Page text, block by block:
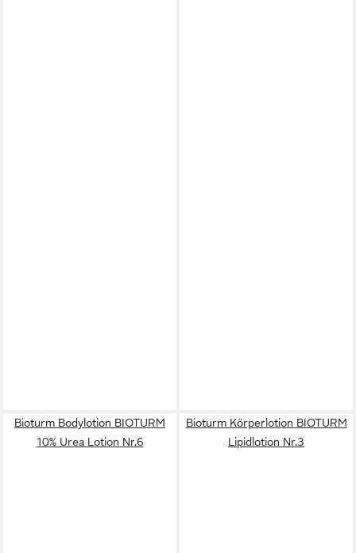
Bioturm Bodylotion BIOTURM
10% Urea Lotion Nr.6
Bioturm Körperlotion BIOTURM
Lipidlotion Nr.3